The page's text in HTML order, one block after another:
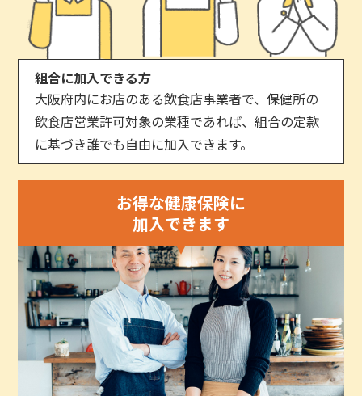
組合に加入できる方
大阪府内にお店のある飲食店事業者で、保健所の
飲食店営業許可対象の業種であれば、組合の定款
に基づき誰でも自由に加入できます。
お得な健康保険に
加入できます